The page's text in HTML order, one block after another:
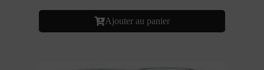
Ajouter au panier